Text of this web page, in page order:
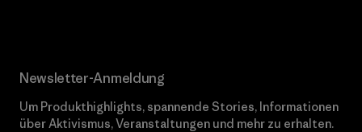
Newsletter-Anmeldung
Um Produkthighlights, spannende Stories, Informationen
über Aktivismus, Veranstaltungen und mehr zu erhalten.